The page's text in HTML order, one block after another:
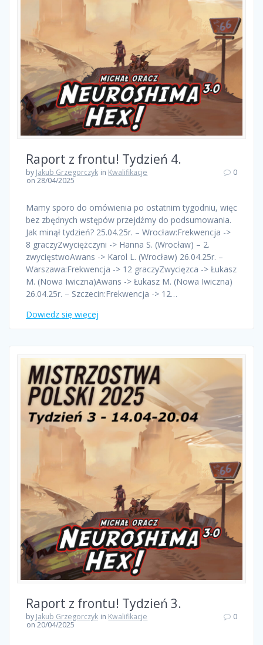
Raport z frontu! Tydzień 4.
by Jakub Grzegorczyk in Kwalifikacje
on 28/04/2025
0
Mamy sporo do omówienia po ostatnim tygodniu, więc
bez zbędnych wstępów przejdźmy do podsumowania.
Jak minął tydzień? 25.04.25r. – Wrocław:Frekwencja ->
8 graczyZwyciężczyni -> Hanna S. (Wrocław) – 2.
zwycięstwoAwans -> Karol L. (Wrocław) 26.04.25r. –
Warszawa:Frekwencja -> 12 graczyZwycięzca -> Łukasz
M. (Nowa Iwiczna)Awans -> Łukasz M. (Nowa Iwiczna)
26.04.25r. – Szczecin:Frekwencja -> 12…
Dowiedz się więcej
Raport z frontu! Tydzień 3.
by Jakub Grzegorczyk in Kwalifikacje
on 20/04/2025
0